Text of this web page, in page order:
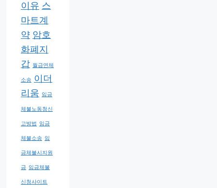
이유 스
마트계
약 암호
화폐지
갑 월급연체
소송
이더
리움
임금
체불노동청신
고방법 임금
체불소송 임
금체불시지원
금 임금체불
신청사이트